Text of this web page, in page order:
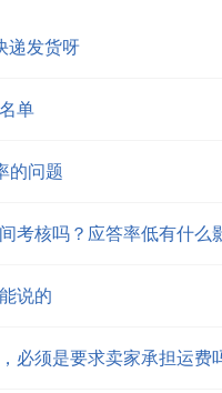
递发货呀
单
的问题
考核吗？应答率低有什么
说的
必须是要求卖家承担运费